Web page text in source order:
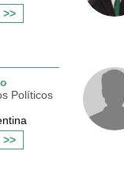
>>
Políticos
>>